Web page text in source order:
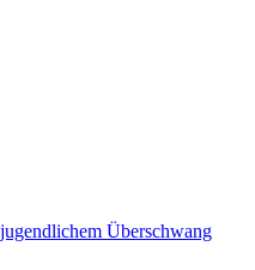
Überschwang